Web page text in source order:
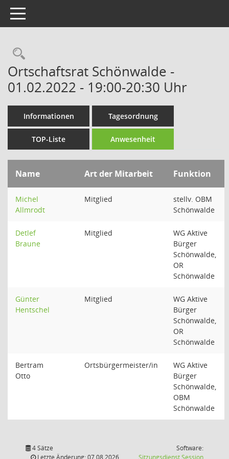
Toggle navigation
Rechercheauswahl
Ortschaftsrat Schönwalde -
01.02.2022 - 19:00-20:30 Uhr
Informationen Tagesordnung
TOP-Liste Anwesenheit
Name Art der Mitarbeit Funktion
Michel
Allmrodt
Mitglied
stellv. OBM
Schönwalde
Detlef
Braune
Mitglied
WG Aktive
Bürger
Schönwalde,
OR
Schönwalde
Günter
Hentschel
Mitglied
WG Aktive
Bürger
Schönwalde,
OR
Schönwalde
Bertram
Otto
Ortsbürgermeister/in
WG Aktive
Bürger
Schönwalde,
OBM
Schönwalde
4 Sätze
Letzte Änderung: 07.08.2026
Software:
SitzungsdienstSession(Wird in